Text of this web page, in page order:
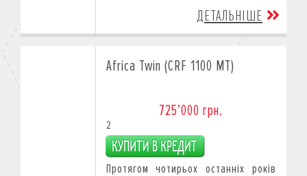
ДЕТАЛЬНІШЕ
Africa Twin (CRF 1100 MT)
725’000 грн.
2
Протягом чотирьох останніх років